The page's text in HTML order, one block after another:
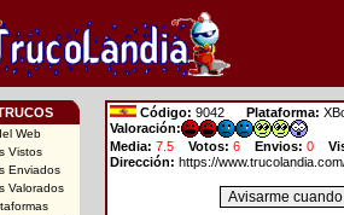
Web
Vistos
Enviados
Valorados
Código: 9042 Plataforma:
Valoración:
Media: 7.5 Votos: 6 Envios: 0
Dirección: https://